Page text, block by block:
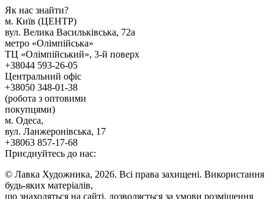
Як наc знайти?
м. Киïв (ЦЕНТР)
вул. Велика Васильківська, 72а
метро «Олімпійська»
ТЦ «Олімпійський», 3-й поверх
+38044 593-26-05
Центральний офіс
+38050 348-01-38
(робота з оптовими
покупцями)
м. Одеса,
вул. Ланжеронівська, 17
+38063 857-17-68
Приєднуйтесь до нас:
© Лавка Художника, 2026. Всі права захищені. Використання
будь-яких матеріалів,
що знаходяться на сайті, дозволяється за умови розміщення